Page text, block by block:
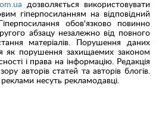
дозволяється використовувати
гіперпосиланням на відповідний
обов'язково повинно
абзацу незалежно від повного
матеріалів. Порушення даних
як порушення захищаемих законом
і права на інформацію. Редакція
авторів статей та авторів блогів.
реклами несуть рекламодавці.